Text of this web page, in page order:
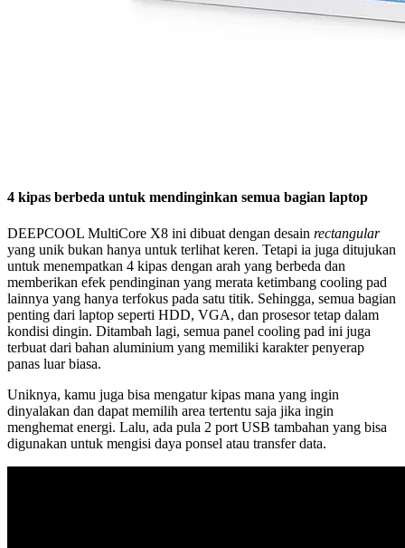
4 kipas berbeda untuk mendinginkan semua bagian laptop
DEEPCOOL MultiCore X8 ini dibuat dengan desain rectangular
yang unik bukan hanya untuk terlihat keren. Tetapi ia juga ditujukan
untuk menempatkan 4 kipas dengan arah yang berbeda dan
memberikan efek pendinginan yang merata ketimbang cooling pad
lainnya yang hanya terfokus pada satu titik. Sehingga, semua bagian
penting dari laptop seperti HDD, VGA, dan prosesor tetap dalam
kondisi dingin. Ditambah lagi, semua panel cooling pad ini juga
terbuat dari bahan aluminium yang memiliki karakter penyerap
panas luar biasa.
Uniknya, kamu juga bisa mengatur kipas mana yang ingin
dinyalakan dan dapat memilih area tertentu saja jika ingin
menghemat energi. Lalu, ada pula 2 port USB tambahan yang bisa
digunakan untuk mengisi daya ponsel atau transfer data.